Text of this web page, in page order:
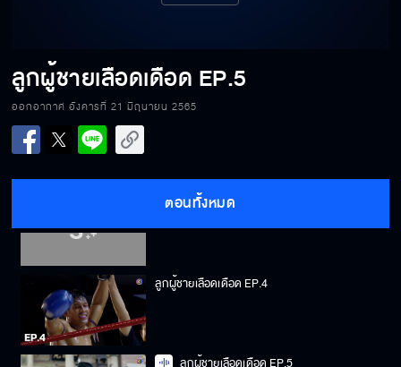
ลูกผู้ชายเลือดเดือด EP.5
ออกอากาศ อังคารที่ 21 มิถุนายน 2565
ตอนทั้งหมด
ลูกผู้ชายเลือดเดือด EP.1
ลูกผู้ชายเลือดเดือด EP.3
ลูกผู้ชายเลือดเดือด EP.4
ลูกผู้ชายเลือดเดือด EP.5